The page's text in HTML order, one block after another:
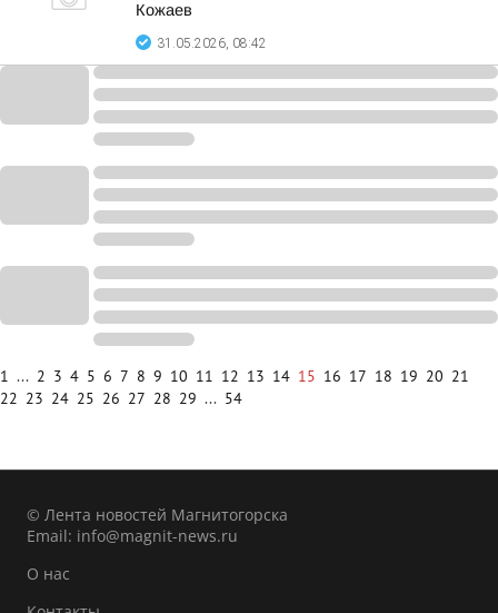
Кожаев
31.05.2026, 08:42
1 ... 2 3 4 5 6 7 8 9 10 11 12 13 14 15 16 17 18 19 20 21
22 23 24 25 26 27 28 29 ... 54
© Лента новостей Магнитогорска
Email: info@magnit-news.ru
О нас